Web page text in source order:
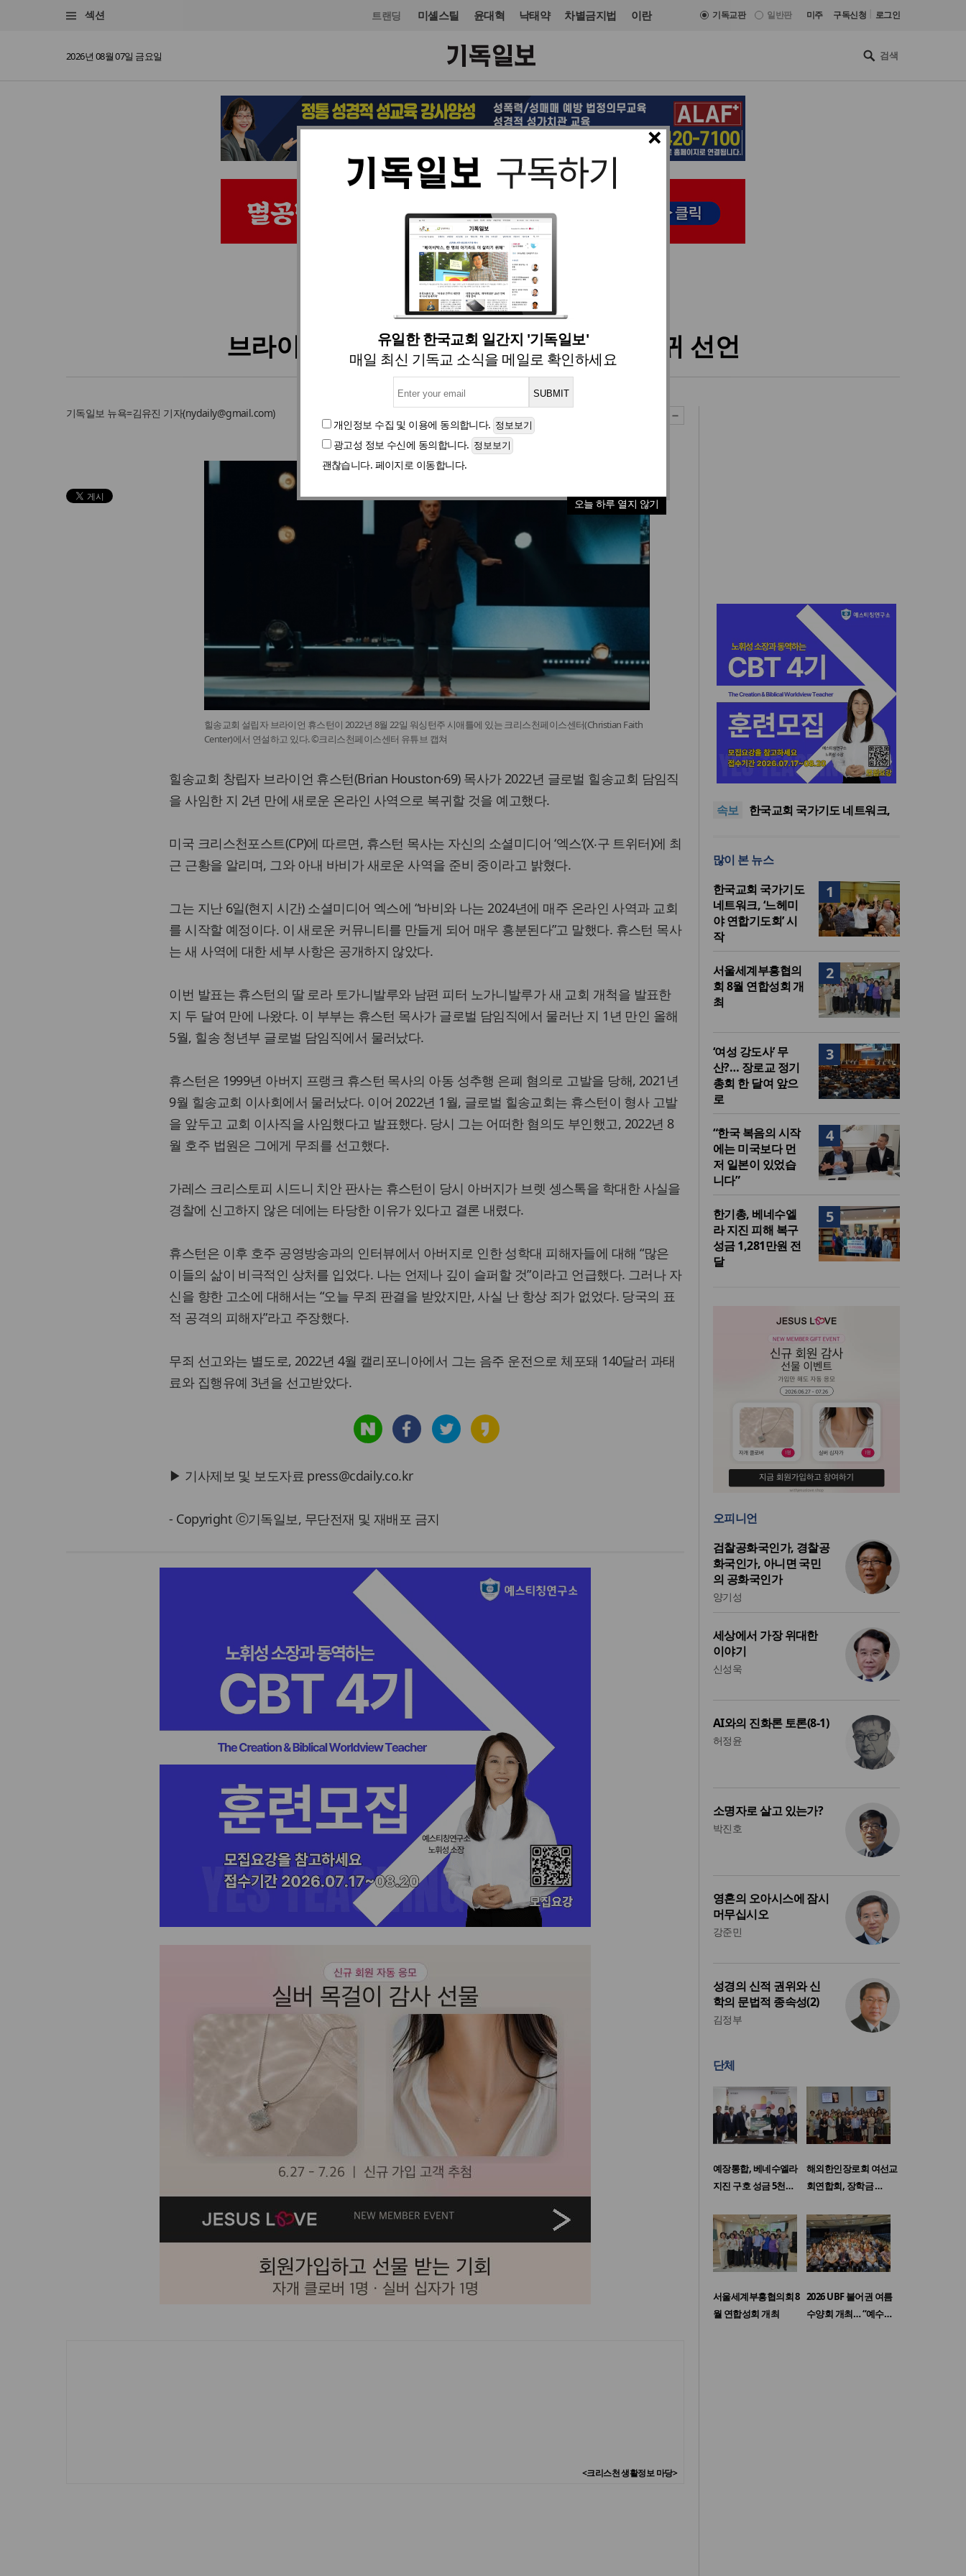
섹션 트랜딩 미셸스틸 윤대혁 낙태약 차별금지법 이란 기독교판 일반판 미주 구독신청 로그인
2026년 08월 07일 금요일
×
유일한 한국교회 일간지 '기독일보'
매일 최신 기독교 소식을 메일로 확인하세요
개인정보 수집 및 이용에 동의합니다.
광고성 정보 수신에 동의합니다.
괜찮습니다. 페이지로 이동합니다.
오늘 하루 열지 않기
국제 입력 2023. 12. 12 10:17
브라이언 휴스턴, 내년 온라인 교회로 복귀 선언
기독일보 뉴욕=김유진 기자(nydaily@gmail.com)
힐송교회 설립자 브라이언 휴스턴이 2022년 8월 22일 워싱턴주 시애틀에 있는 크리스천페이스센터(Christian Faith
Center)에서 연설하고 있다. ©크리스천페이스센터 유튜브 캡쳐
힐송교회 창립자 브라이언 휴스턴(Brian Houston·69) 목사가 2022년 글로벌 힐송교회 담임직
을 사임한 지 2년 만에 새로운 온라인 사역으로 복귀할 것을 예고했다.
미국 크리스천포스트(CP)에 따르면, 휴스턴 목사는 자신의 소셜미디어 ‘엑스’(X‧구 트위터)에 최
근 근황을 알리며, 그와 아내 바비가 새로운 사역을 준비 중이라고 밝혔다.
그는 지난 6일(현지 시간) 소셜미디어 엑스에 “바비와 나는 2024년에 매주 온라인 사역과 교회
를 시작할 예정이다. 이 새로운 커뮤니티를 만들게 되어 매우 흥분된다”고 말했다. 휴스턴 목사
는 새 사역에 대한 세부 사항은 공개하지 않았다.
이번 발표는 휴스턴의 딸 로라 토가니발루와 남편 피터 노가니발루가 새 교회 개척을 발표한
지 두 달여 만에 나왔다. 이 부부는 휴스턴 목사가 글로벌 담임직에서 물러난 지 1년 만인 올해
5월, 힐송 청년부 글로벌 담임직에서 물러났다.
휴스턴은 1999년 아버지 프랭크 휴스턴 목사의 아동 성추행 은폐 혐의로 고발을 당해, 2021년
9월 힐송교회 이사회에서 물러났다. 이어 2022년 1월, 글로벌 힐송교회는 휴스턴이 형사 고발
을 앞두고 교회 이사직을 사임했다고 발표했다. 당시 그는 어떠한 혐의도 부인했고, 2022년 8
월 호주 법원은 그에게 무죄를 선고했다.
가레스 크리스토피 시드니 치안 판사는 휴스턴이 당시 아버지가 브렛 셍스톡을 학대한 사실을
경찰에 신고하지 않은 데에는 타당한 이유가 있다고 결론 내렸다.
휴스턴은 이후 호주 공영방송과의 인터뷰에서 아버지로 인한 성학대 피해자들에 대해 “많은
이들의 삶이 비극적인 상처를 입었다. 나는 언제나 깊이 슬퍼할 것”이라고 언급했다. 그러나 자
신을 향한 고소에 대해서는 “오늘 무죄 판결을 받았지만, 사실 난 항상 죄가 없었다. 당국의 표
적 공격의 피해자”라고 주장했다.
무죄 선고와는 별도로, 2022년 4월 캘리포니아에서 그는 음주 운전으로 체포돼 140달러 과태
료와 집행유예 3년을 선고받았다.
▶ 기사제보 및 보도자료 press@cdaily.co.kr
- Copyright ⓒ기독일보, 무단전재 및 재배포 금지
<크리스천 생활정보 마당>
속보
한기연 “전쟁을 부르는 정책을
중단하라”
정신건강 치료 인프라 부족…
중증 입원·재활 확충 과제
선교의 현장
한국교회 국가기도 네트워크,
중단하라”
정신건강 치료 인프라 부족…
정신질환 평생유병률 27.8%,
중증 입원·재활 확충 과제
많이 본 뉴스
1
한국교회 국가기도
네트워크, ‘느헤미
야 연합기도회’ 시
작
2
서울세계부흥협의
회 8월 연합성회 개
최
3
‘여성 강도사’ 무
산?… 장로교 정기
총회 한 달여 앞으
로
4
“한국 복음의 시작
에는 미국보다 먼
저 일본이 있었습
니다”
5
한기총, 베네수엘
라 지진 피해 복구
성금 1,281만원 전
달
오피니언
검찰공화국인가, 경찰공
화국인가, 아니면 국민
의 공화국인가
양기성
세상에서 가장 위대한
이야기
신성욱
AI와의 진화론 토론(8-1)
허정윤
소명자로 살고 있는가?
박진호
영혼의 오아시스에 잠시
머무십시오
강준민
성경의 신적 권위와 신
학의 문법적 종속성(2)
김정부
단체
예장통합, 베네수엘라
지진 구호 성금 5천…
해외한인장로회 여선교
회연합회, 장학금 …
서울세계부흥협의회 8
월 연합성회 개최
2026 UBF 불어권 여름
수양회 개최… “예수…